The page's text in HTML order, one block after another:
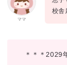
ママ
校舎
＊＊＊2029